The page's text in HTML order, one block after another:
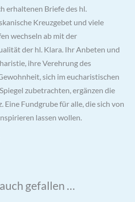
erhaltenen Briefe des hl.
Kreuzgebet und viele
wechseln ab mit der
der hl. Klara. Ihr Anbeten und
ihre Verehrung des
sich im eucharistischen
zubetrachten, ergänzen die
Eine Fundgrube für alle, die sich von
lassen wollen.
gefallen …